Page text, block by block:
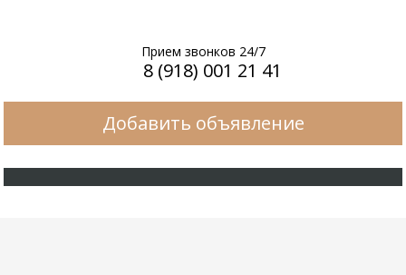
Прием звонков 24/7
8 (918) 001 21 41
Добавить объявление